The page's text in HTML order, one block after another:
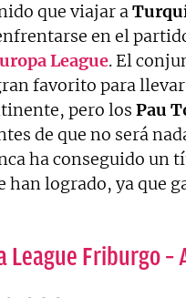
que viajar a
en el
League. El
favorito para
pero los Pau
de que no será
ha conseguido un
han logrado, ya que
League Friburgo –